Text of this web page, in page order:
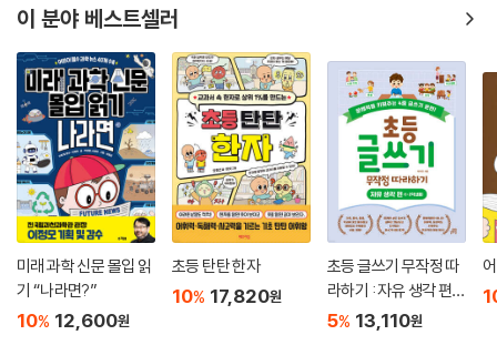
이 분야 베스트셀러
미래 과학 신문 몰입 읽
기 “나라면?”
10% 12,600원
초등 탄탄 한자
10% 17,820원
초등 글쓰기 무작정 따
라하기 : 자유 생각 편
(1·2학년용)
5% 13,110원